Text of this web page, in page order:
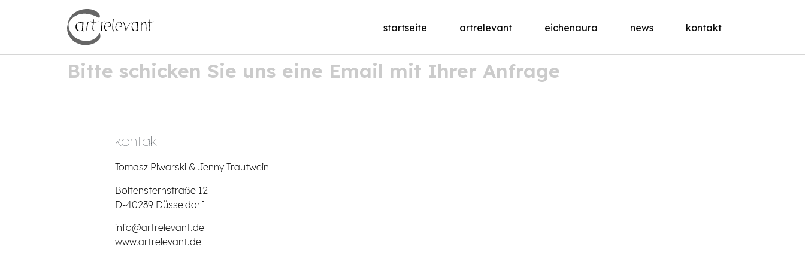
startseite artrelevant eichenaura news kontakt
Bitte schicken Sie uns eine Email mit Ihrer Anfrage
kontakt
Tomasz Piwarski & Jenny Trautwein
Boltensternstraße 12
D-40239 Düsseldorf
info@artrelevant.de
www.artrelevant.de